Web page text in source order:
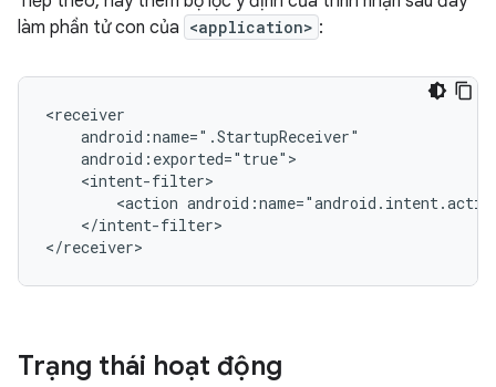
làm phần tử con của <application> :
<action
</intent-filter>
Trạng thái hoạt động